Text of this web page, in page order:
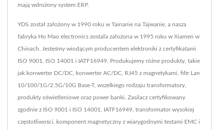
mają wdrożony system ERP.
YDS został założony w 1990 roku w Tainanie na Tajwanie, a nasza
fabryka Ho Mao electronics została założona w 1995 roku w Xiamen w
Chinach. Jesteśmy wiodącym producentem elektroniki z certyfikatami
ISO 9001, ISO 14001 i IATF16949. Produkujemy różne produkty, takie
jak konwerter DC/DC, konwerter AC/DC, RJ45 z magnetykami, filtr Lan
10/100/1G/2.5G/10G Base-T, wszelkiego rodzaju transformatory,
produkty oświetleniowe oraz power banki. Zasilacz certyfikowany
zgodnie z ISO 9001 i ISO 14001, IATF16949, transformator wysokiej
częstotliwości, komponent magnetyczny z wiarygodnymi testami EMC i